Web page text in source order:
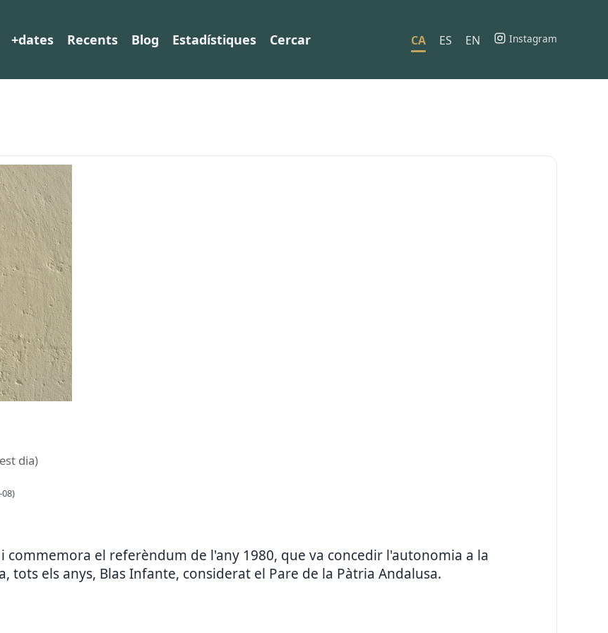
+dates Recents Blog Estadístiques Cercar CA ES EN Instagram
dia)
commemora el referèndum de l'any 1980, que va concedir l'autonomia a la
tots els anys, Blas Infante, considerat el Pare de la Pàtria Andalusa.